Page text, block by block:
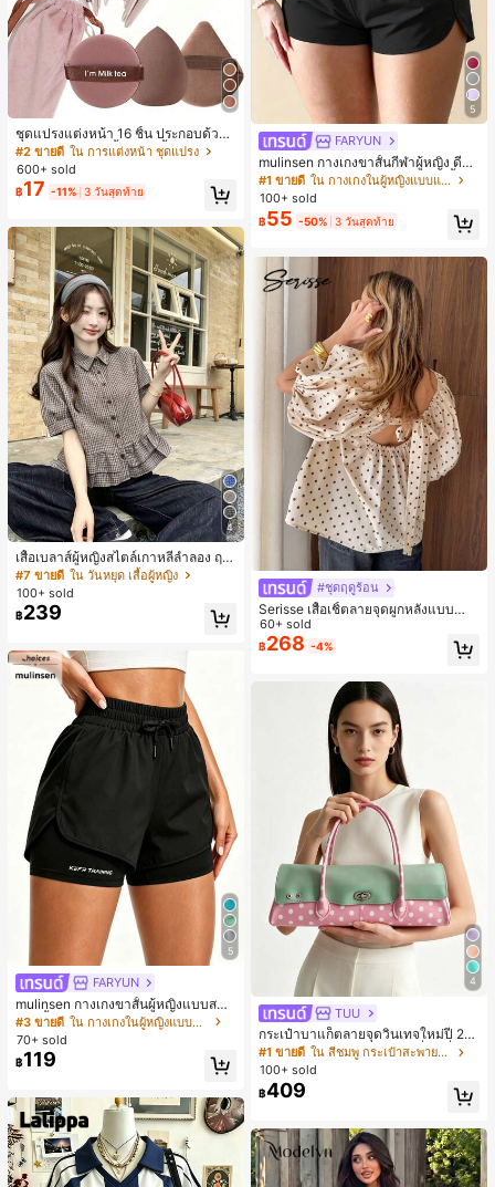
ชุดแปรงแต่งหน้า 16 ชิ้น ประกอบด้วยแ
ปรงแต่งหน้า 13 ชิ้น, ฟองน้ำแต่งหน้ารู
ปหยดน้ำ 1 ชิ้น, แปรงแป้งรองพื้นกลม 1
ชิ้น และฟองน้ำแต่งหน้ารูปสามเหลี่ยม
1 ชิ้น - ชุดคลาสสิก ทำจากขนสังเคราะ
หญิงและเด็กผู้หญิง เหมาะสำหรับฤดูใบ
ไม้ร่วงและฤดูหนาว
#2 ขายดี ใน การแต่งหน้า ชุดแปรง
600+ sold
฿17 -11% 3 วันสุดท้าย
4
เสื้อเบลาส์ผู้หญิงสไตล์เกาหลีลำลอง ฤดู
ใบไม้ผลิ/ฤดูร้อนใหม่ ชายระบาย ชิคแล
ะหรูหรา
#7 ขายดี ใน วันหยุด เสื้อผู้หญิง
100+ sold
฿239
5
FARYUN
mulinsen กางเกงขาสั้นผู้หญิงแบบสบา
ยๆ สีพื้น หลวม อเนกประสงค์ กางเกงขา
สั้นกีฬา 2-In-1 สำหรับวิ่ง ฟิตเนส และก
ารฝึกซ้อมกีฬาในฤดูร้อน
#3 ขายดี
ใน กางเกงในผู้หญิงแบบแอคทีฟ
70+ sold
฿119
5
FARYUN
mulinsen กางเกงขาสั้นกีฬาผู้หญิง ดีไซ
น์ปลายเปิด เอวยืดหยุ่น กางเกงขาสั้น
ลำลองกีฬาฤดูร้อน ความยาว 3/4
#1 ขายดี
ใน กางเกงในผู้หญิงแบบแอคทีฟ
100+ sold
฿55 -50% 3 วันสุดท้าย
#ชุดฤดูร้อน
Serisse เสื้อเชิ้ตลายจุดผูกหลังแบบลำล
องสำหรับฤดูร้อน
60+ sold
฿268 -4%
4
TUU
กระเป๋าบาแก็ตลายจุดวินเทจใหม่ปี 20
26 สำหรับผู้หญิง กระเป๋าเจลลี่แฟชั่นสไ
ตล์หวาน ความจุขนาดใหญ่ กระเป๋าสะ
พายไหล่สำหรับเดินทางไปทำงาน
#1 ขายดี
ใน สีชมพู กระเป๋าสะพายผู้หญิง
100+ sold
฿409